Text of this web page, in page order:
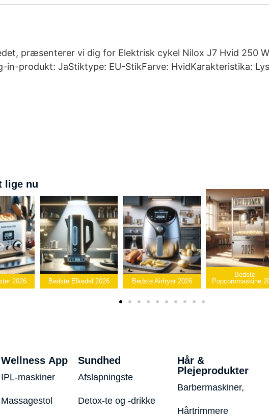
præsenterer vi dig for Elektrisk cykel Nilox J7 Hvid 250
in-produkt: JaStiktype: EU-StikFarve: HvidKarakteristika:
lige nu
2026 Bedste Elkedel 2026 Bedste Airfryer 2026
Bedste
Popcornmaskine
Wellness App
IPL-maskiner
Massagestol
Sundhed
Afslapningste
Detox-te og -drikke
Hår &
Plejeprodukter
Barbermaskiner,
Hårtrimmere